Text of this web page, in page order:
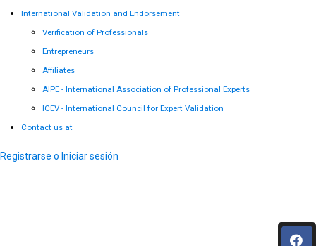
International Validation and Endorsement
Verification of Professionals
Entrepreneurs
Affiliates
AIPE - International Association of Professional Experts
ICEV - International Council for Expert Validation
Contact us at
Registrarse o Iniciar sesión